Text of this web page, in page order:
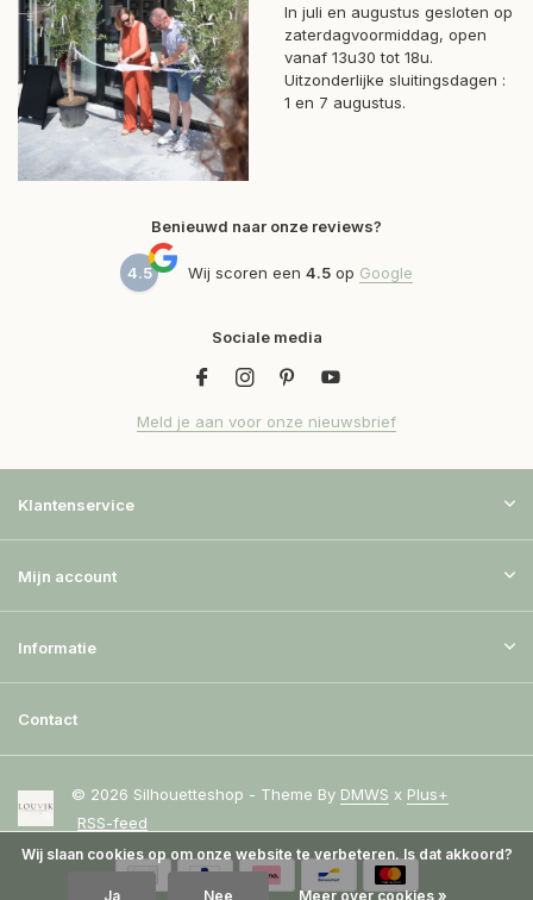
In juli en augustus gesloten op
zaterdagvoormiddag, open
vanaf 13u30 tot 18u.
Uitzonderlijke sluitingsdagen :
1 en 7 augustus.
Benieuwd naar onze reviews?
4.5 Wij scoren een 4.5 op Google
Sociale media
Meld je aan voor onze nieuwsbrief
Klantenservice
Mijn account
Informatie
Contact
© 2026 Silhouetteshop - Theme By DMWS x Plus+
RSS-feed
Wij slaan cookies op om onze website te verbeteren. Is dat akkoord?
Ja Nee Meer over cookies »